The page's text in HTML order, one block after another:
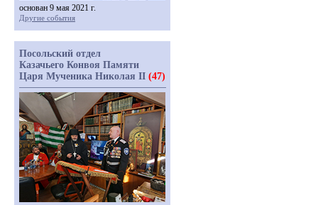
основан 9 мая 2021 г.
Другие события
Посольский отдел
Казачьего Конвоя Памяти
Царя Мученика Николая II (47)